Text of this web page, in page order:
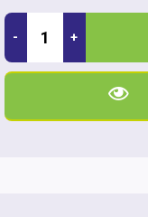
- +